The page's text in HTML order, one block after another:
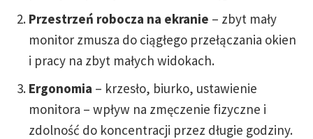
Przestrzeń robocza na ekranie – zbyt mały
monitor zmusza do ciągłego przełączania okien
i pracy na zbyt małych widokach.
Ergonomia – krzesło, biurko, ustawienie
monitora – wpływ na zmęczenie fizyczne i
zdolność do koncentracji przez długie godziny.